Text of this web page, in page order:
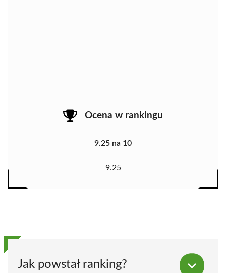
Ocena w rankingu
9.25 na 10
9.25
Jak powstał ranking?